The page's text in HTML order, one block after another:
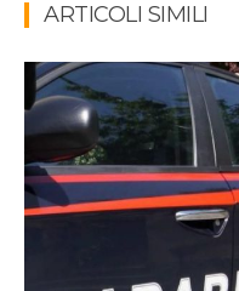
ARTICOLI SIMILI